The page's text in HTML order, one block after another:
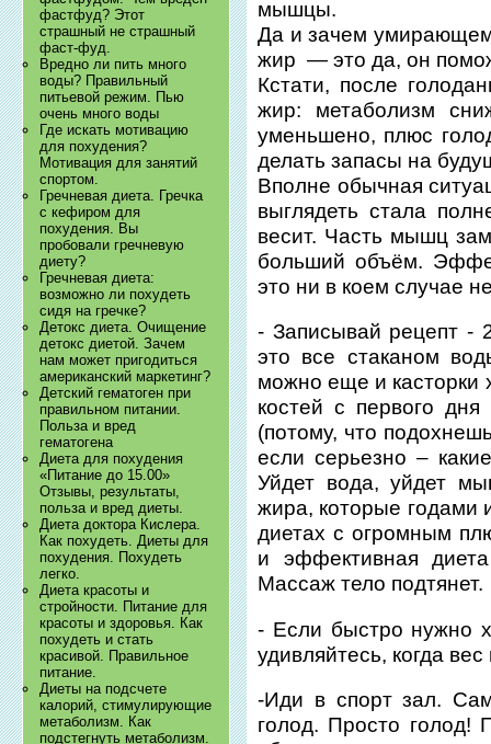
фастфуд? Этот
страшный не страшный
фаст-фуд.
Вредно ли пить много
воды? Правильный
питьевой режим. Пью
очень много воды
Где искать мотивацию
для похудения?
Мотивация для занятий
спортом.
Гречневая диета. Гречка
с кефиром для
похудения. Вы
пробовали гречневую
диету?
Гречневая диета:
возможно ли похудеть
сидя на гречке?
Детокс диета. Очищение
детокс диетой. Зачем
нам может пригодиться
американский маркетинг?
Детский гематоген при
правильном питании.
Польза и вред
гематогена
Диета для похудения
«Питание до 15.00»
Отзывы, результаты,
польза и вред диеты.
Диета доктора Кислера.
Как похудеть. Диеты для
похудения. Похудеть
легко.
Диета красоты и
стройности. Питание для
красоты и здоровья. Как
похудеть и стать
красивой. Правильное
питание.
Диеты на подсчете
калорий, стимулирующие
метаболизм. Как
подстегнуть метаболизм.
мышцы.
Да и зачем
жир — это да, он
Кстати, после
жир: метаболизм
уменьшено, плюс
делать запасы на
Вполне обычная
выглядеть стала
весит. Часть мышц
больший объём.
это ни в коем случае
- Записывай рецепт -
это все стаканом
можно еще и касторки
костей с первого дня
(потому, что
если серьезно –
Уйдет вода, уйдет
жира, которые годами
диетах с огромным
и эффективная
Массаж тело подтянет.
- Если быстро нужно
удивляйтесь, когда
-Иди в спорт зал.
голод. Просто голод!